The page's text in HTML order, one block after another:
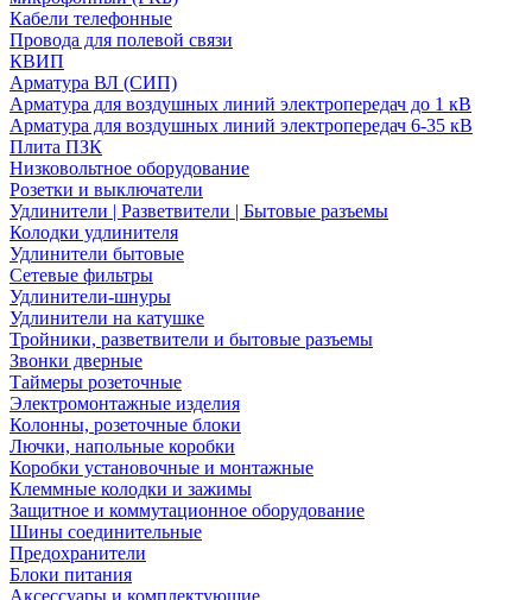
Кабели телефонные
Провода для полевой связи
КВИП
Арматура ВЛ (СИП)
Арматура для воздушных линий электропередач до 1 кВ
Арматура для воздушных линий электропередач 6-35 кВ
Плита ПЗК
Низковольтное оборудование
Розетки и выключатели
Удлинители | Разветвители | Бытовые разъемы
Колодки удлинителя
Удлинители бытовые
Сетевые фильтры
Удлинители-шнуры
Удлинители на катушке
Тройники, разветвители и бытовые разъемы
Звонки дверные
Таймеры розеточные
Электромонтажные изделия
Колонны, розеточные блоки
Лючки, напольные коробки
Коробки установочные и монтажные
Клеммные колодки и зажимы
Защитное и коммутационное оборудование
Шины соединительные
Предохранители
Блоки питания
Аксессуары и комплектующие